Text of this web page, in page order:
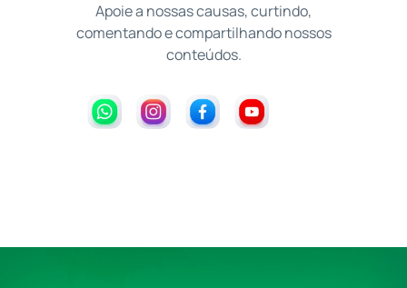
Apoie a nossas causas, curtindo,
comentando e compartilhando nossos
conteúdos.